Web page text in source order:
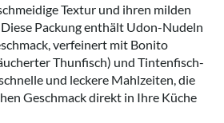
Textur und ihren milden
Packung enthält Udon-Nudeln
verfeinert mit Bonito
Thunfisch) und Tintenfisch-
und leckere Mahlzeiten, die
Geschmack direkt in Ihre Küche